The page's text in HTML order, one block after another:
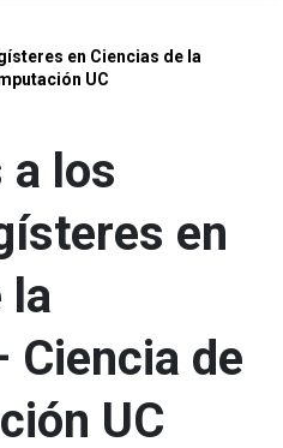
en Ciencias de la
UC
a los
en
la
Ciencia de
UC